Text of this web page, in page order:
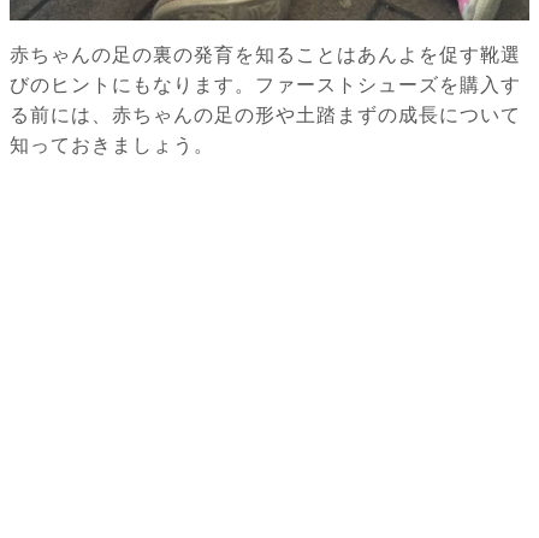
赤ちゃんの足の裏の発育を知ることはあんよを促す靴選
びのヒントにもなります。ファーストシューズを購入す
る前には、赤ちゃんの足の形や土踏まずの成長について
知っておきましょう。